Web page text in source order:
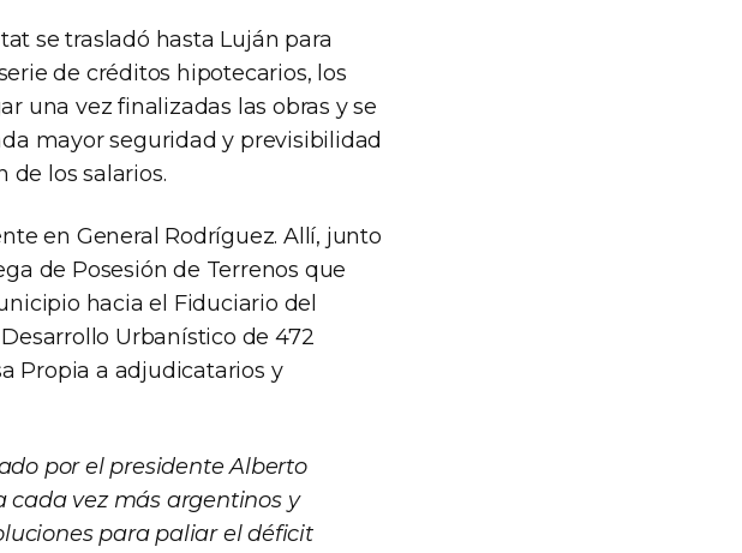
se trasladó hasta Luján para
de créditos hipotecarios, los
una vez finalizadas las obras y se
mayor seguridad y previsibilidad
de los salarios.
en General Rodríguez. Allí, junto
de Posesión de Terrenos que
hacia el Fiduciario del
Urbanístico de 472
Propia a adjudicatarios y
por el presidente Alberto
cada vez más argentinos y
para paliar el déficit